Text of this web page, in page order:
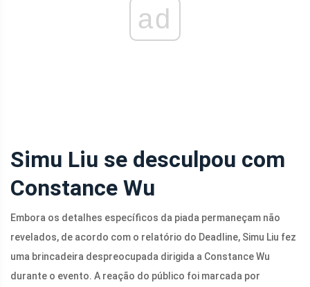
ad
Simu Liu se desculpou com
Constance Wu
Embora os detalhes específicos da piada permaneçam não
revelados, de acordo com o relatório do Deadline, Simu Liu fez
uma brincadeira despreocupada dirigida a Constance Wu
durante o evento. A reação do público foi marcada por